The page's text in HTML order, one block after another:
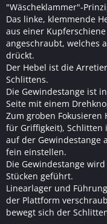
"Wäscheklammer"-
Das linke, klemmende
aus einer Kupferschiene
angeschraubt, welches
drückt.
Der Hebel ist die
Schlittens.
Die Gewindestange ist
Seite mit einem
Zum groben Fokusieren
für Griffigkeit), Schlitten
auf der Gewindestange
fein einstellen.
Die Gewindestange
Stücken geführt.
Linearlager und
der Plattform
bewegt sich der